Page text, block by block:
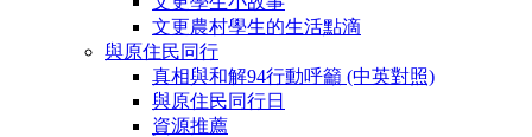
文更農村學生的生活點滴
與原住民同行
真相與和解94行動呼籲 (中英對照)
與原住民同行日
資源推薦